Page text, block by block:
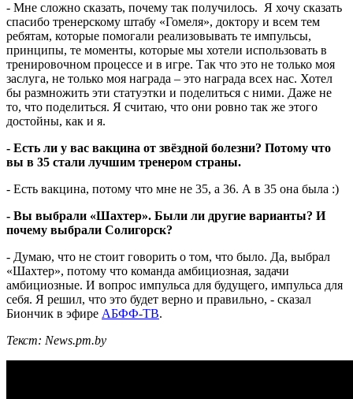
- Мне сложно сказать, почему так получилось. Я хочу сказать
спасибо тренерскому штабу «Гомеля», доктору и всем тем
ребятам, которые помогали реализовывать те импульсы,
принципы, те моменты, которые мы хотели использовать в
тренировочном процессе и в игре. Так что это не только моя
заслуга, не только моя награда – это награда всех нас. Хотел
бы размножить эти статуэтки и поделиться с ними. Даже не
то, что поделиться. Я считаю, что они ровно так же этого
достойны, как и я.
- Есть ли у вас вакцина от звёздной болезни? Потому что
вы в 35 стали лучшим тренером страны.
- Есть вакцина, потому что мне не 35, а 36. А в 35 она была :)
- Вы выбрали «Шахтер». Были ли другие варианты? И
почему выбрали Солигорск?
- Думаю, что не стоит говорить о том, что было. Да, выбрал
«Шахтер», потому что команда амбициозная, задачи
амбициозные. И вопрос импульса для будущего, импульса для
себя. Я решил, что это будет верно и правильно, - сказал
Биончик в эфире АБФФ-ТВ.
Текст: News.pm.by